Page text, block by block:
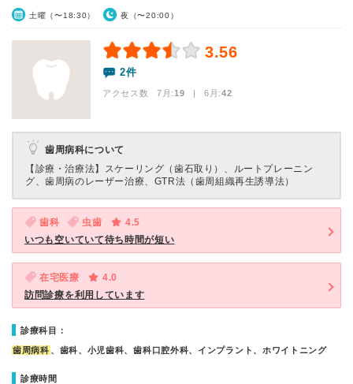
土曜（〜18:30） 夜（〜20:00）
3.56
2件
アクセス数 7月:19 | 6月:42
歯周病科について
【診療・治療法】 スケーリング（歯石取り）、ルートプレーニン
グ、歯周病のレーザー治療、GTR法（歯周組織再生誘導法）
歯科 虫歯
4.5
いつも空いていて待ち時間が短い
在宅医療
4.0
訪問診療を利用しています
診療科目：
歯周病科 、歯科、小児歯科、歯科口腔外科、インプラント、ホワイトニング
診療時間